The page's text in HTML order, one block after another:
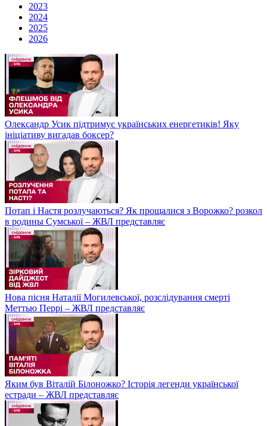
2023
2024
2025
2026
Олександр Усик підтримує українських енергетиків! Яку
ініціативу вигадав боксер?
Потап і Настя розлучаються? Як прощалися з Ворожко? розкол
в родины Сумської – ЖВЛ представляє
Нова пісня Наталії Могилевської, розслідування смерті
Меттью Перрі – ЖВЛ представляє
Яким був Віталій Білоножко? Історія легенди української
естради – ЖВЛ представляє